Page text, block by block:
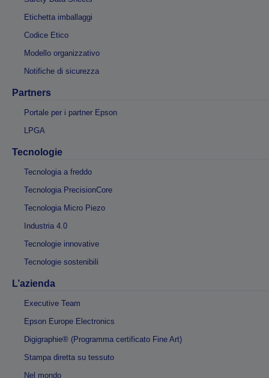
Etichetta imballaggi
Codice Etico
Modello organizzativo
Notifiche di sicurezza
Partners
Portale per i partner Epson
LPGA
Tecnologie
Tecnologia a freddo
Tecnologia PrecisionCore
Tecnologia Micro Piezo
Industria 4.0
Tecnologie innovative
Tecnologie sostenibili
L’azienda
Executive Team
Epson Europe Electronics
Digigraphie® (Programma certificato Fine Art)
Stampa diretta su tessuto
Nel mondo